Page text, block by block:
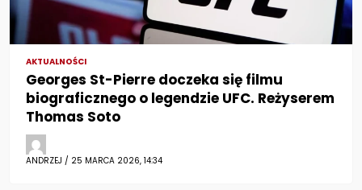
AKTUALNOŚCI
Georges St-Pierre doczeka się filmu
biograficznego o legendzie UFC. Reżyserem
Thomas Soto
ANDRZEJ / 25 MARCA 2026, 14:34